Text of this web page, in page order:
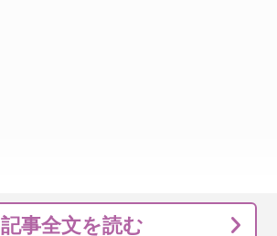
記事全文を読む